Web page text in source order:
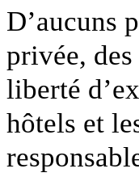
D’aucuns
privée,
liberté
hôtels et